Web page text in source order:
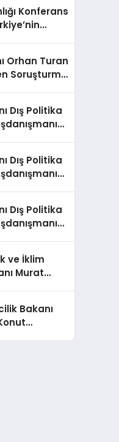
Konferans
Orhan Turan
Soruşturma
Dış Politika
Dış Politika
Dış Politika
ve İklim
Murat
Bakanı